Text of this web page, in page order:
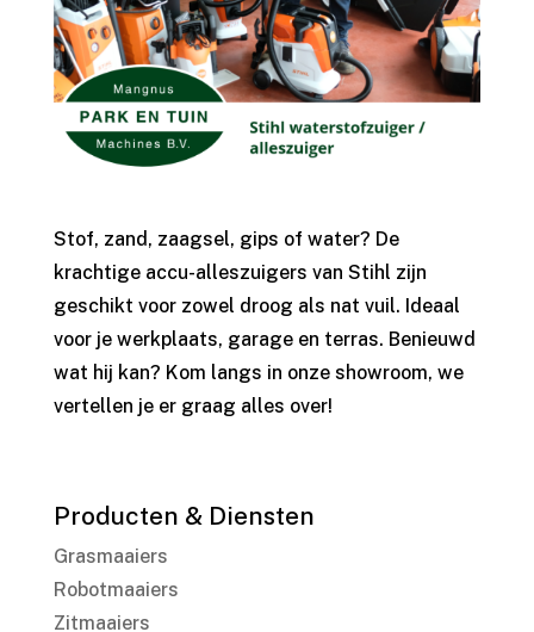
Stof, zand, zaagsel, gips of water? De
krachtige accu-alleszuigers van Stihl zijn
geschikt voor zowel droog als nat vuil. Ideaal
voor je werkplaats, garage en terras. Benieuwd
wat hij kan? Kom langs in onze showroom, we
vertellen je er graag alles over!
Producten & Diensten
Grasmaaiers
Robotmaaiers
Zitmaaiers